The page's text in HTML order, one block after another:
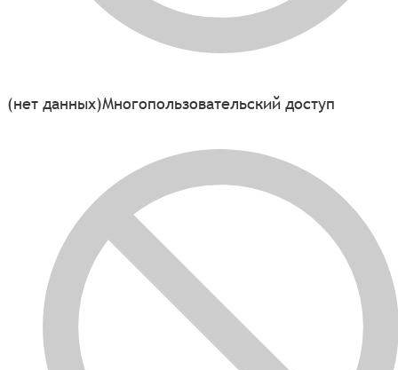
(нет данных)Многопользовательский доступ